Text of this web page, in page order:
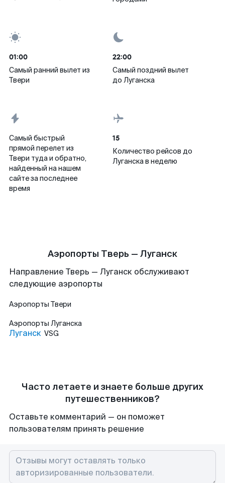
01:00
Самый ранний вылет из
Твери
22:00
Самый поздний вылет
до Луганска
Самый быстрый
прямой перелет из
Твери туда и обратно,
найденный на нашем
сайте за последнее
время
15
Количество рейсов до
Луганска в неделю
Аэропорты Тверь — Луганск
Направление Тверь — Луганск обслуживают
следующие аэропорты
Аэропорты Твери
Аэропорты Луганска
Луганск VSG
Часто летаете и знаете больше других
путешественников?
Оставьте комментарий — он поможет
пользователям принять решение